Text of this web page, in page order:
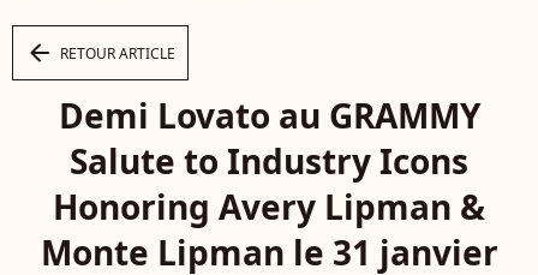
arrow_left RETOUR ARTICLE
Demi Lovato au GRAMMY
Salute to Industry Icons
Honoring Avery Lipman &
Monte Lipman le 31 janvier